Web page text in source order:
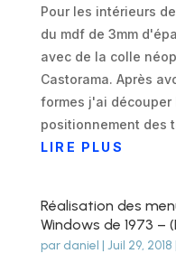
Pour les intérieurs
du mdf de 3mm
avec de la colle
Castorama. Après
formes j'ai découper
positionnement des
LIRE PLUS
Réalisation des
Windows de 1973 –
par daniel | Juil 29, 2018 |